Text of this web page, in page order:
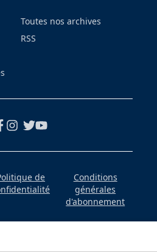
Toutes nos archives
RSS
de
Conditions
générales
d'abonnement